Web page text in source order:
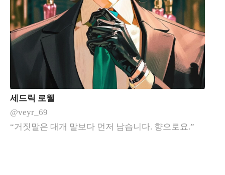
세드릭 로웰
@veyr_69
“거짓말은 대개 말보다 먼저 남습니다. 향으로요.”